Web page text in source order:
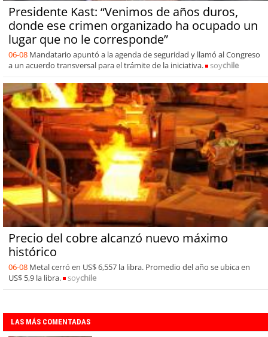
Presidente Kast: “Venimos de años duros,
donde ese crimen organizado ha ocupado un
lugar que no le corresponde”
06-08 Mandatario apuntó a la agenda de seguridad y llamó al Congreso
a un acuerdo transversal para el trámite de la iniciativa.
soychile
Precio del cobre alcanzó nuevo máximo
histórico
06-08 Metal cerró en US$ 6,557 la libra. Promedio del año se ubica en
US$ 5,9 la libra.
soychile
LAS MÁS COMENTADAS